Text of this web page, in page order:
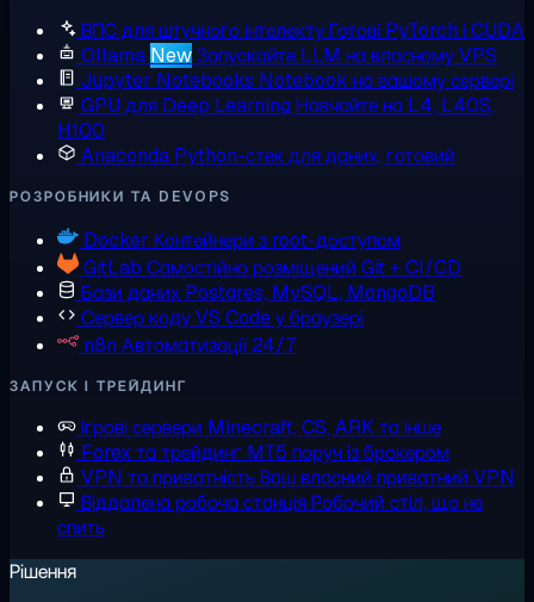
ВПС для штучного інтелектуГотові PyTorch і CUDA
Ollama NewЗапускайте LLM на власному VPS
Jupyter Notebooks Notebook на вашому сервері
GPU для Deep Learning Навчайте на L4, L40S,
H100
Anaconda Python-стек для даних, готовий
РОЗРОБНИКИ ТА DEVOPS
Docker Контейнери з root-доступом
GitLab Самостійно розміщений Git + CI/CD
Бази даних Postgres, MySQL, MongoDB
Сервер кодуVS Code у браузері
n8n Автоматизації 24/7
ЗАПУСК І ТРЕЙДИНГ
Ігрові сервери Minecraft, CS, ARK та інше
Forex та трейдинг MT5 поруч із брокером
VPN та приватністьВаш власний приватний VPN
Віддалена робоча станціяРобочий стіл, що не
спить
Рішення